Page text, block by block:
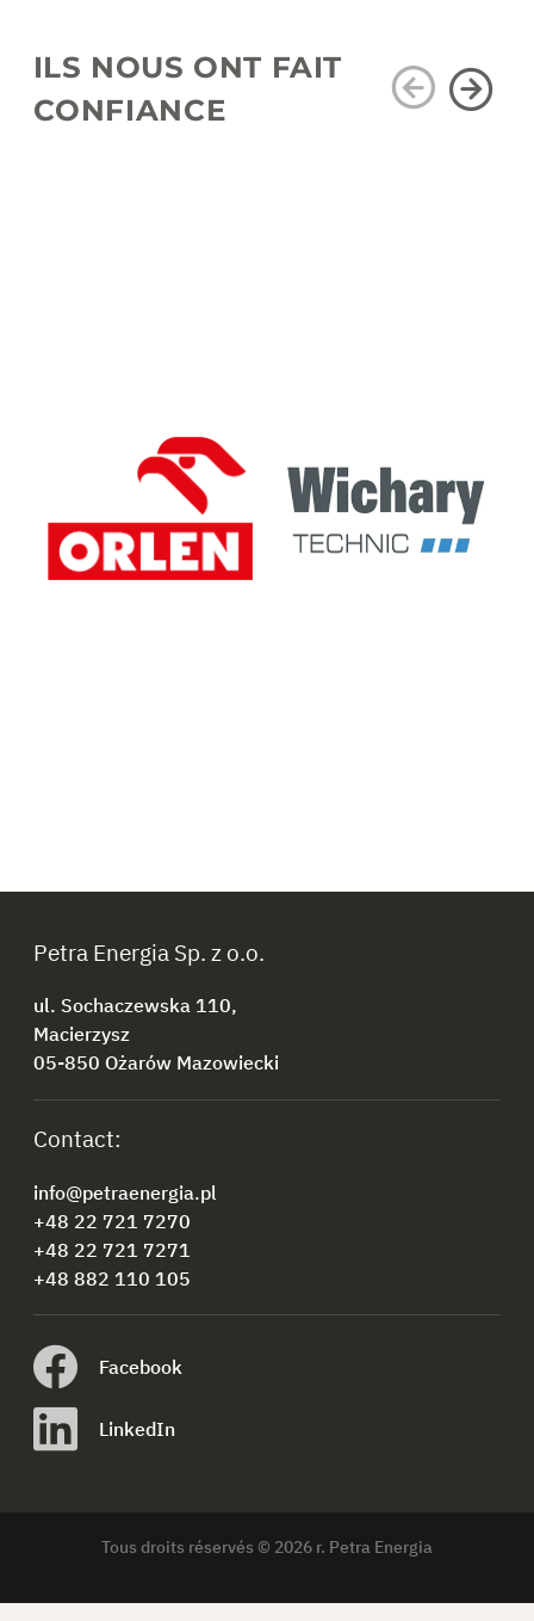
ILS NOUS ONT FAIT
CONFIANCE
Petra Energia Sp. z o.o.
ul. Sochaczewska 110,
Macierzysz
05-850 Ożarów Mazowiecki
Contact:
info@petraenergia.pl
+48 22 721 7270
+48 22 721 7271
+48 882 110 105
Facebook
LinkedIn
Tous droits réservés © 2026 r. Petra Energia